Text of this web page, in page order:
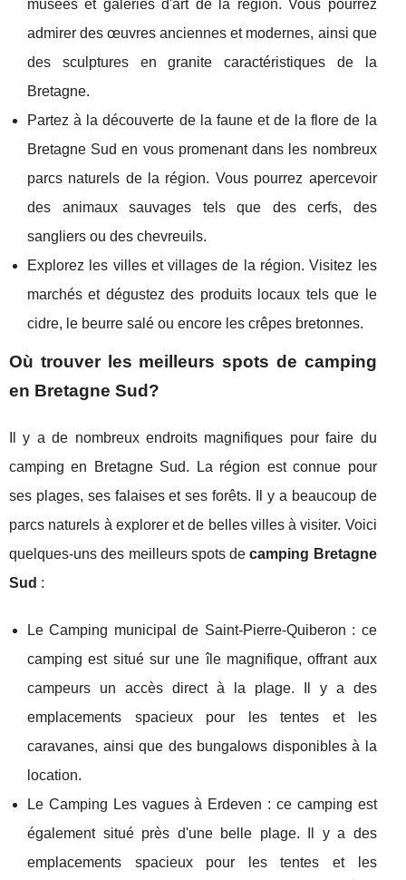
musées et galeries d'art de la région. Vous pourrez
admirer des œuvres anciennes et modernes, ainsi que
des sculptures en granite caractéristiques de la
Bretagne.
Partez à la découverte de la faune et de la flore de la
Bretagne Sud en vous promenant dans les nombreux
parcs naturels de la région. Vous pourrez apercevoir
des animaux sauvages tels que des cerfs, des
sangliers ou des chevreuils.
Explorez les villes et villages de la région. Visitez les
marchés et dégustez des produits locaux tels que le
cidre, le beurre salé ou encore les crêpes bretonnes.
Où trouver les meilleurs spots de camping
en Bretagne Sud?
Il y a de nombreux endroits magnifiques pour faire du
camping en Bretagne Sud. La région est connue pour
ses plages, ses falaises et ses forêts. Il y a beaucoup de
parcs naturels à explorer et de belles villes à visiter. Voici
quelques-uns des meilleurs spots decamping Bretagne
Sud :
Le Camping municipal de Saint-Pierre-Quiberon : ce
camping est situé sur une île magnifique, offrant aux
campeurs un accès direct à la plage. Il y a des
emplacements spacieux pour les tentes et les
caravanes, ainsi que des bungalows disponibles à la
location.
Le Camping Les vagues à Erdeven : ce camping est
également situé près d'une belle plage. Il y a des
emplacements spacieux pour les tentes et les